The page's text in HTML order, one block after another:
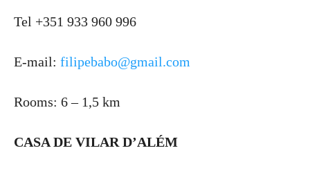
Tel +351 933 960 996
E-mail: filipebabo@gmail.com
Rooms: 6 – 1,5 km
CASA DE VILAR D’ALÉM